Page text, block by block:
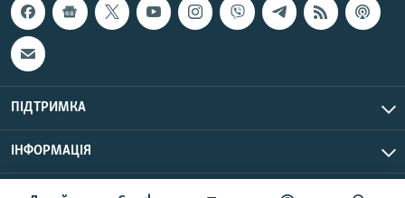
ПІДТРИМКА
ІНФОРМАЦІЯ